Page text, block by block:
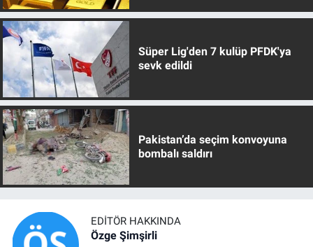
Süper Lig'den 7 kulüp PFDK'ya
sevk edildi
Pakistan’da seçim konvoyuna
bombalı saldırı
EDITÖR HAKKINDA
Özge Şimşirli